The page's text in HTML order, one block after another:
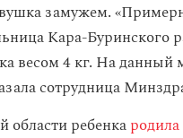
замужем.
Кара-Буринского
весом 4 кг. На данный
сотрудница
области ребенкародила